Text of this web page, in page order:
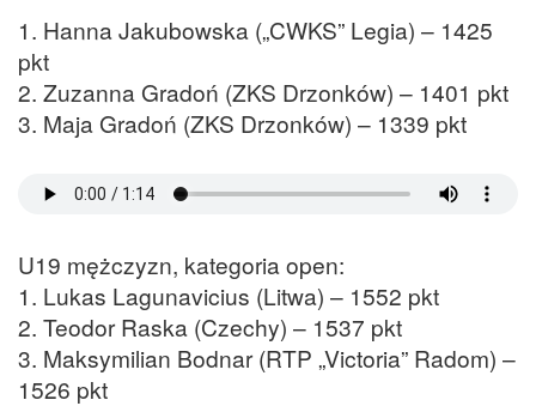
1. Hanna Jakubowska („CWKS” Legia) – 1425
pkt
2. Zuzanna Gradoń (ZKS Drzonków) – 1401 pkt
3. Maja Gradoń (ZKS Drzonków) – 1339 pkt
U19 mężczyzn, kategoria open:
1. Lukas Lagunavicius (Litwa) – 1552 pkt
2. Teodor Raska (Czechy) – 1537 pkt
3. Maksymilian Bodnar (RTP „Victoria” Radom) –
1526 pkt